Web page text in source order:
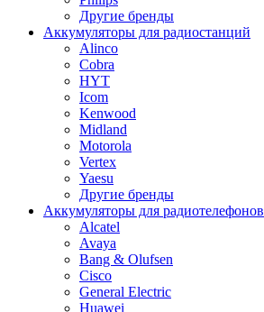
Другие бренды
Аккумуляторы для радиостанций
Alinco
Cobra
HYT
Icom
Kenwood
Midland
Motorola
Vertex
Yaesu
Другие бренды
Аккумуляторы для радиотелефонов
Alcatel
Avaya
Bang & Olufsen
Cisco
General Electric
Huawei